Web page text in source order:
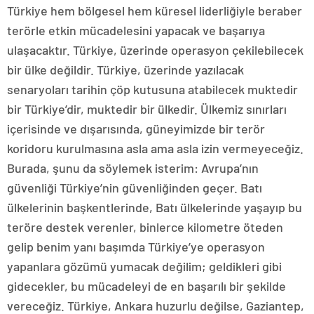
Türkiye hem bölgesel hem küresel liderliğiyle beraber
terörle etkin mücadelesini yapacak ve başarıya
ulaşacaktır. Türkiye, üzerinde operasyon çekilebilecek
bir ülke değildir. Türkiye, üzerinde yazılacak
senaryoları tarihin çöp kutusuna atabilecek muktedir
bir Türkiye’dir, muktedir bir ülkedir. Ülkemiz sınırları
içerisinde ve dışarısında, güneyimizde bir terör
koridoru kurulmasına asla ama asla izin vermeyeceğiz.
Burada, şunu da söylemek isterim: Avrupa’nın
güvenliği Türkiye’nin güvenliğinden geçer. Batı
ülkelerinin başkentlerinde, Batı ülkelerinde yaşayıp bu
teröre destek verenler, binlerce kilometre öteden
gelip benim yanı başımda Türkiye’ye operasyon
yapanlara gözümü yumacak değilim; geldikleri gibi
gidecekler, bu mücadeleyi de en başarılı bir şekilde
vereceğiz. Türkiye, Ankara huzurlu değilse, Gaziantep,